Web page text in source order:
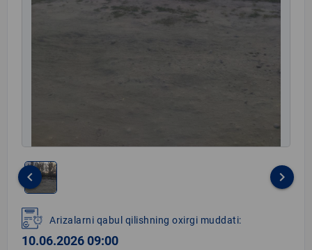
1
of
1
keyboard_arrow_left keyboard_arrow_right
Arizalarni qabul qilishning oxirgi muddati:
10.06.2026 09:00